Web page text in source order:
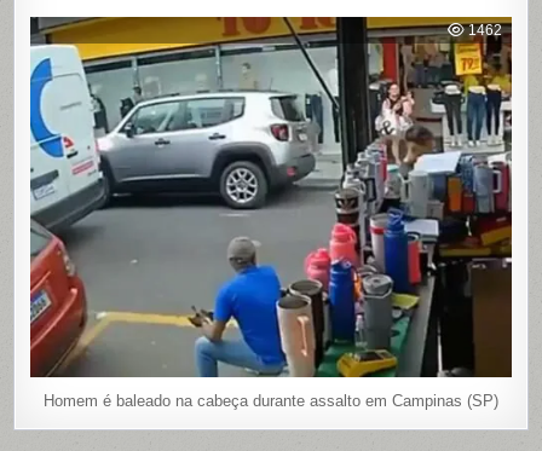
1462
Homem é baleado na cabeça durante assalto em Campinas (SP)